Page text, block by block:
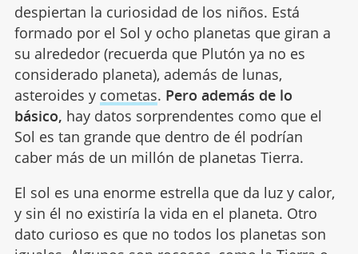
despiertan la curiosidad de los niños. Está
formado por el Sol y ocho planetas que giran a
su alrededor (recuerda que Plutón ya no es
considerado planeta), además de lunas,
asteroides y cometas. Pero además de lo
básico, hay datos sorprendentes como que el
Sol es tan grande que dentro de él podrían
caber más de un millón de planetas Tierra.
El sol es una enorme estrella que da luz y calor,
y sin él no existiría la vida en el planeta. Otro
dato curioso es que no todos los planetas son